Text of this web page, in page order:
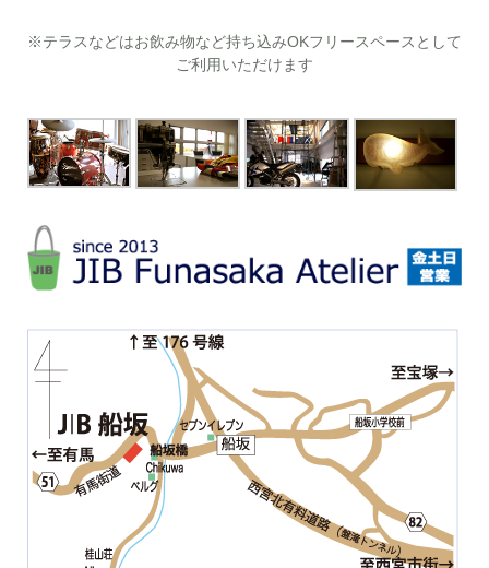
※テラスなどはお飲み物など持ち込みOKフリースペースとして
ご利用いただけます